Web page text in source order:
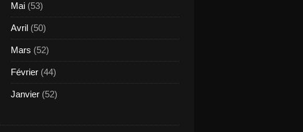
Mai (53)
Avril (50)
Mars (52)
Février (44)
Janvier (52)